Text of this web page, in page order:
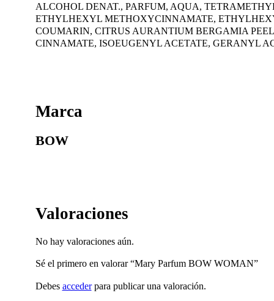
ALCOHOL DENAT., PARFUM, AQUA,
ETHYLHEXYL METHOXYCINNAMATE,
COUMARIN, CITRUS AURANTIUM BERGAMIA
CINNAMATE, ISOEUGENYL ACETATE, GERANYL
Marca
BOW
Valoraciones
No hay valoraciones aún.
Sé el primero en valorar “Mary Parfum BOW WOMAN”
Debes accederpara publicar una valoración.